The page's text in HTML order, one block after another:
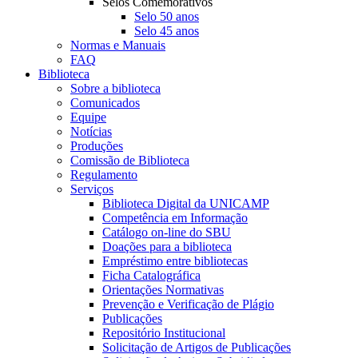
Selo 50 anos
Selo 45 anos
Normas e Manuais
FAQ
Biblioteca
Sobre a biblioteca
Comunicados
Equipe
Notícias
Produções
Comissão de Biblioteca
Regulamento
Serviços
Biblioteca Digital da UNICAMP
Competência em Informação
Catálogo on-line do SBU
Doações para a biblioteca
Empréstimo entre bibliotecas
Ficha Catalográfica
Orientações Normativas
Prevenção e Verificação de Plágio
Publicações
Repositório Institucional
Solicitação de Artigos de Publicações